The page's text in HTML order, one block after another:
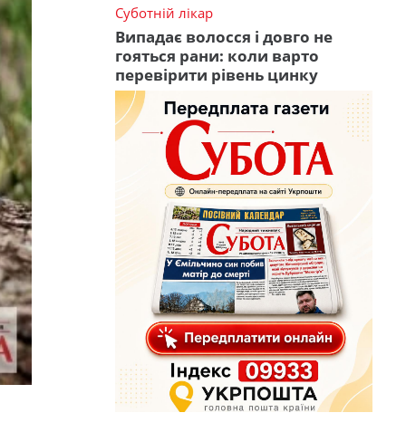
Суботній лікар
Випадає волосся і довго не
гояться рани: коли варто
перевірити рівень цинку